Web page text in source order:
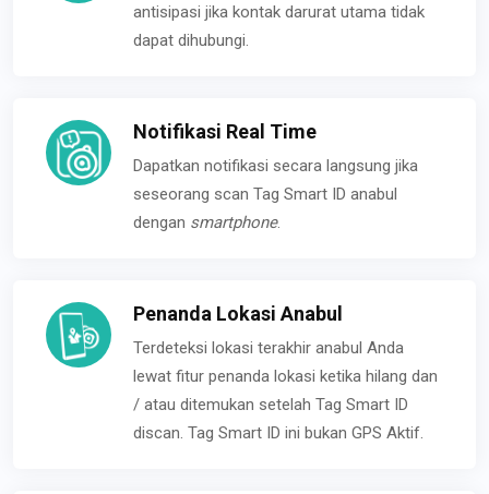
antisipasi jika kontak darurat utama tidak
dapat dihubungi.
Notifikasi Real Time
Dapatkan notifikasi secara langsung jika
seseorang scan Tag Smart ID anabul
dengan smartphone.
Penanda Lokasi Anabul
Terdeteksi lokasi terakhir anabul Anda
lewat fitur penanda lokasi ketika hilang dan
/ atau ditemukan setelah Tag Smart ID
discan. Tag Smart ID ini bukan GPS Aktif.